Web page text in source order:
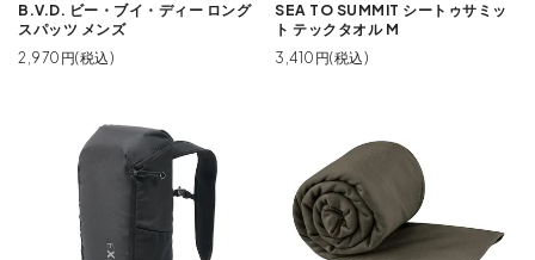
B.V.D. ビー・ブイ・ディー ロング
スパッツ メンズ
2,970円(税込)
SEA TO SUMMIT シートゥサミッ
ト テックタオル M
3,410円(税込)